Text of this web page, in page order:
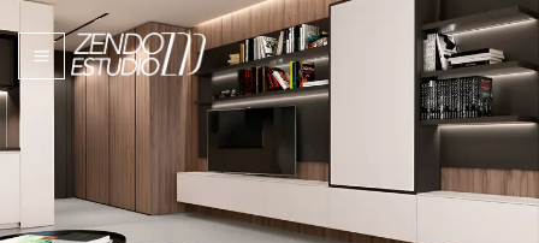
Skip
content